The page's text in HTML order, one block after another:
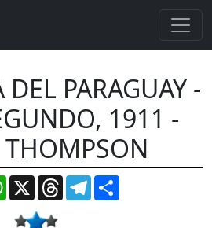
DEL PARAGUAY -
1911 -
THOMPSON
WhatsApp
X ThreadsTelegram